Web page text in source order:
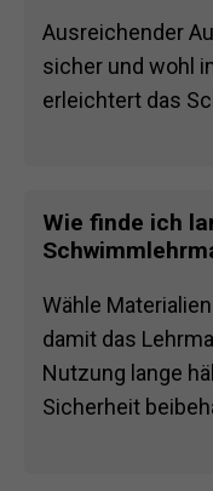
Ausreichender
sicher und wohl
erleichtert das
Wie finde ich
Wähle
damit das
Nutzung lange
Sicherheit